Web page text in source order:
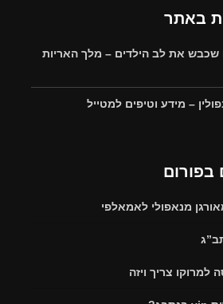
באתר
את לב הילדים – מלך האריות
– מידע וטיפים למטייל
בפורום
מנאפולי לאמאלפי
למרוקו צריך ויזה